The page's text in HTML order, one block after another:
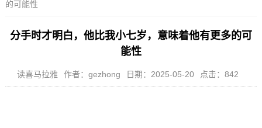
的可能性
分手时才明白，他比我小七岁，意味着他有更多的可
能性
读喜马拉雅 作者：gezhong 日期：2025-05-20 点击：842